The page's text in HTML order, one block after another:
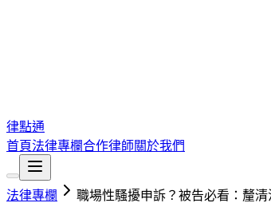
律點通
首頁法律專欄合作律師關於我們
法律專欄
職場性騷擾申訴？被告必看：釐